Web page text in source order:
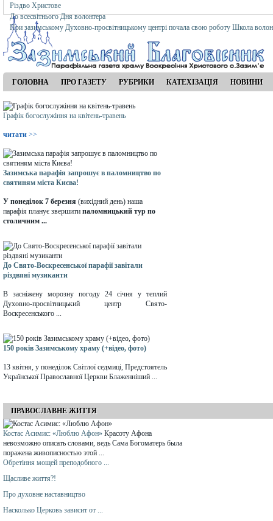
Різдво Христове
До всесвітнього Дня волонтера
При зазимському Духовно-просвітницькому центрі почала свою роботу Школа
ГОЛОВНА ПРО ГАЗЕТУ РУБРИКИ КАТЕХІЗАЦІЯ НОВИНИ
Графік богослужіння на квітень-травень
читати >>
Зазимська парафія запрошує в паломництво по
святиням міста Києва!
У понеділок 7 березня (вихідний день) наша
парафія планує звершити паломницький тур по
столичним ...
До Свято-Воскресенської парафії завітали
різдвяні музиканти
В засніжену морозну погоду 24 січня у теплий
Духовно-просвітницький центр Свято-
Воскресенського ...
150 років Зазимському храму (+відео, фото)
13 квітня, у понеділок Світлої седмиці, Предстоятель
Української Православної Церкви Блаженніший ...
ПРАВОСЛАВНЕ ЖИТТЯ
Костас Асимис: «Люблю Афон» Красоту Афона
невозможно описать словами, ведь Сама Богоматерь была
поражена живописностью этой ...
Обретіння мощей преподобного ...
Щасливе життя?!
Про духовне наставництво
Насколько Церковь зависит от ...